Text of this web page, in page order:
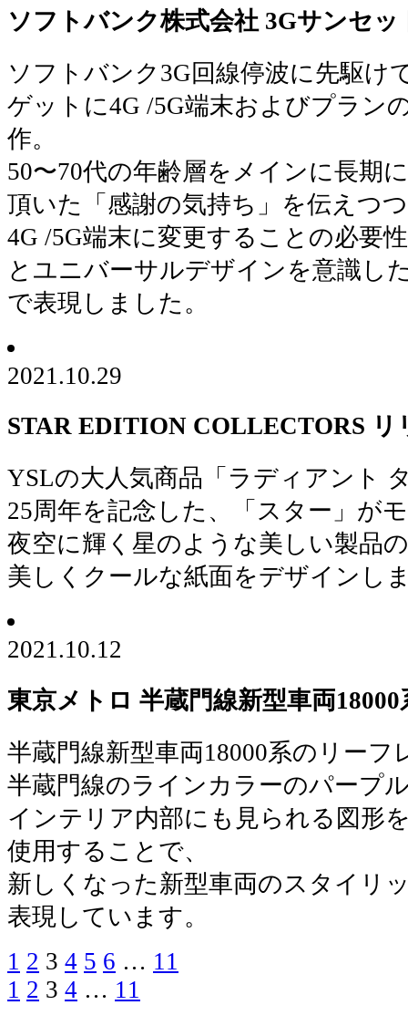
ソフトバンク株式会社 3Gサンセッ
ソフトバンク3G回線停波に先駆け
ゲットに4G /5G端末およびプラン
作。
50〜70代の年齢層をメインに長期
頂いた「感謝の気持ち」を伝えつ
4G /5G端末に変更することの必要
とユニバーサルデザインを意識し
で表現しました。
2021.10.29
STAR EDITION COLLECTORS リ
YSLの大人気商品「ラディアント
25周年を記念した、「スター」が
夜空に輝く星のような美しい製品
美しくクールな紙面をデザインし
2021.10.12
東京メトロ 半蔵門線新型車両
半蔵門線新型車両18000系のリーフ
半蔵門線のラインカラーのパープ
インテリア内部にも見られる図形
使用することで、
新しくなった新型車両のスタイリ
表現しています。
投
稿
Page
1 Page
2 Page
3 Page
4 Page
5 Page
6 … Page
11
投
Page
1 Page
2 Page
3 Page
4 … Page
11